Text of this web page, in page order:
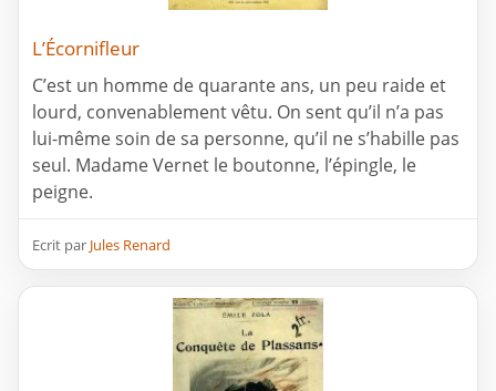
L’Écornifleur
C’est un homme de quarante ans, un peu raide et
lourd, convenablement vêtu. On sent qu’il n’a pas
lui-même soin de sa personne, qu’il ne s’habille pas
seul. Madame Vernet le boutonne, l’épingle, le
peigne.
Ecrit par Jules Renard